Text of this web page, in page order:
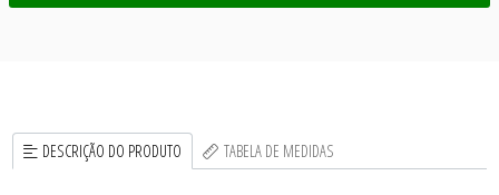
DESCRIÇÃO DO PRODUTO TABELA DE MEDIDAS